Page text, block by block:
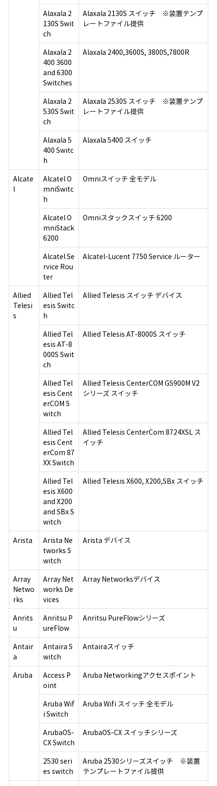
Alaxala 2
130S Swit
ch
Alaxala 2130S スイッチ ※装置テンプ
レートファイル提供
Alaxala 2
400 3600
and 6300
Switches
Alaxala 2400,3600S, 3800S,7800R
Alaxala 2
530S Swit
ch
Alaxala 2530S スイッチ ※装置テンプ
レートファイル提供
Alaxala 5
400 Switc
h
Alaxala 5400 スイッチ
Alcate
l
Alcatel O
mniSwitc
h
Omniスイッチ 全モデル
Alcatel O
mniStack
6200
Omniスタックスイッチ 6200
Alcatel Se
rvice Rou
ter
Alcatel-Lucent 7750 Service ルーター
Allied
Telesi
s
Allied Tel
esis Switc
h
Allied Telesis スイッチ デバイス
Allied Tel
esis AT-8
000S Swit
ch
Allied Telesis AT-8000S スイッチ
Allied Tel
esis Cent
erCOM S
witch
Allied Telesis CenterCOM GS900M V2
シリーズ スイッチ
Allied Tel
esis Cent
erCom 87
XX Switch
Allied Telesis CenterCom 8724XSL ス
イッチ
Allied Tel
esis X600
and X200
and SBx S
witch
Allied Telesis X600, X200,SBx スイッチ
Arista
Arista Ne
tworks S
witch
Arista デバイス
Array
Netwo
rks
Array Net
works De
vices
Array Networksデバイス
Anrits
u
Anritsu P
ureFlow
Anritsu PureFlowシリーズ
Antair
a
Antaira S
witch
Antairaスイッチ
Aruba
Access P
oint
Aruba Networkingアクセスポイント
Aruba Wif
i Switch
Aruba Wifi スイッチ 全モデル
ArubaOS-
CX Switch
ArubaOS-CX スイッチシリーズ
2530 seri
es switch
Aruba 2530シリーズスイッチ ※装置
テンプレートファイル提供